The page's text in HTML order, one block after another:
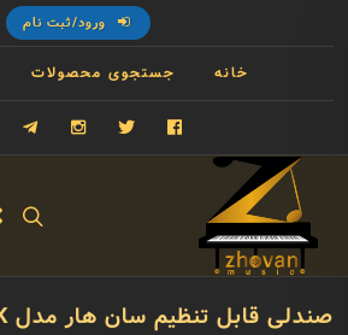
ورود/ثبت نام
خانه جستجوی محصولات
فیسبوک توییتر اینستاگرام
صندلی قابل تنظیم سان هار مدل L0016PLK